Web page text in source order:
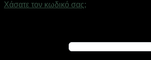
Χάσατε τον κωδικό σας;
Απαιτείται